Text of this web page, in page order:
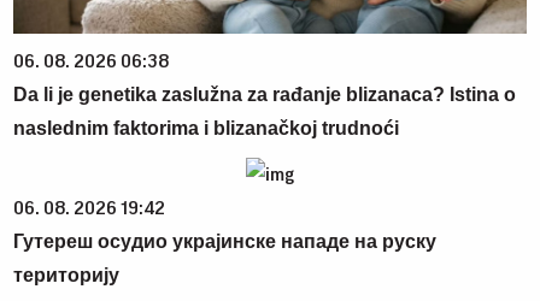
06. 08. 2026 06:38
Da li je genetika zaslužna za rađanje blizanaca? Istina o
naslednim faktorima i blizanačkoj trudnoći
06. 08. 2026 19:42
Гутереш осудио украјинске нападе на руску
територију